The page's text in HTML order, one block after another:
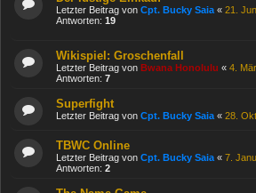
Letzter Beitrag von Cpt. Bucky Saia « 21.
Antworten: 19
Wikispiel: Groschenfall
Letzter Beitrag von Bwana Honolulu « 4.
Antworten: 7
Superfight
Letzter Beitrag von Cpt. Bucky Saia « 28.
TBWC Online
Letzter Beitrag von Cpt. Bucky Saia « 7.
Antworten: 2